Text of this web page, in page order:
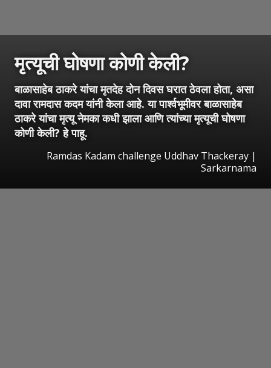
मृत्यूची घोषणा कोणी केली?
बाळासाहेब ठाकरे यांचा मृतदेह दोन दिवस घरात ठेवला होता, असा
दावा रामदास कदम यांनी केला आहे. या पार्श्वभूमीवर बाळासाहेब
ठाकरे यांचा मृत्यू नेमका कधी झाला आणि त्यांच्या मृत्यूची घोषणा
कोणी केली? हे पाहू.
Ramdas Kadam challenge Uddhav Thackeray |
Sarkarnama